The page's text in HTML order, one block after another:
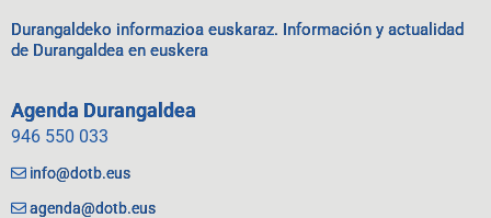
Durangaldeko informazioa euskaraz. Información y actualidad
de Durangaldea en euskera
Agenda Durangaldea
946 550 033
info@dotb.eus
agenda@dotb.eus